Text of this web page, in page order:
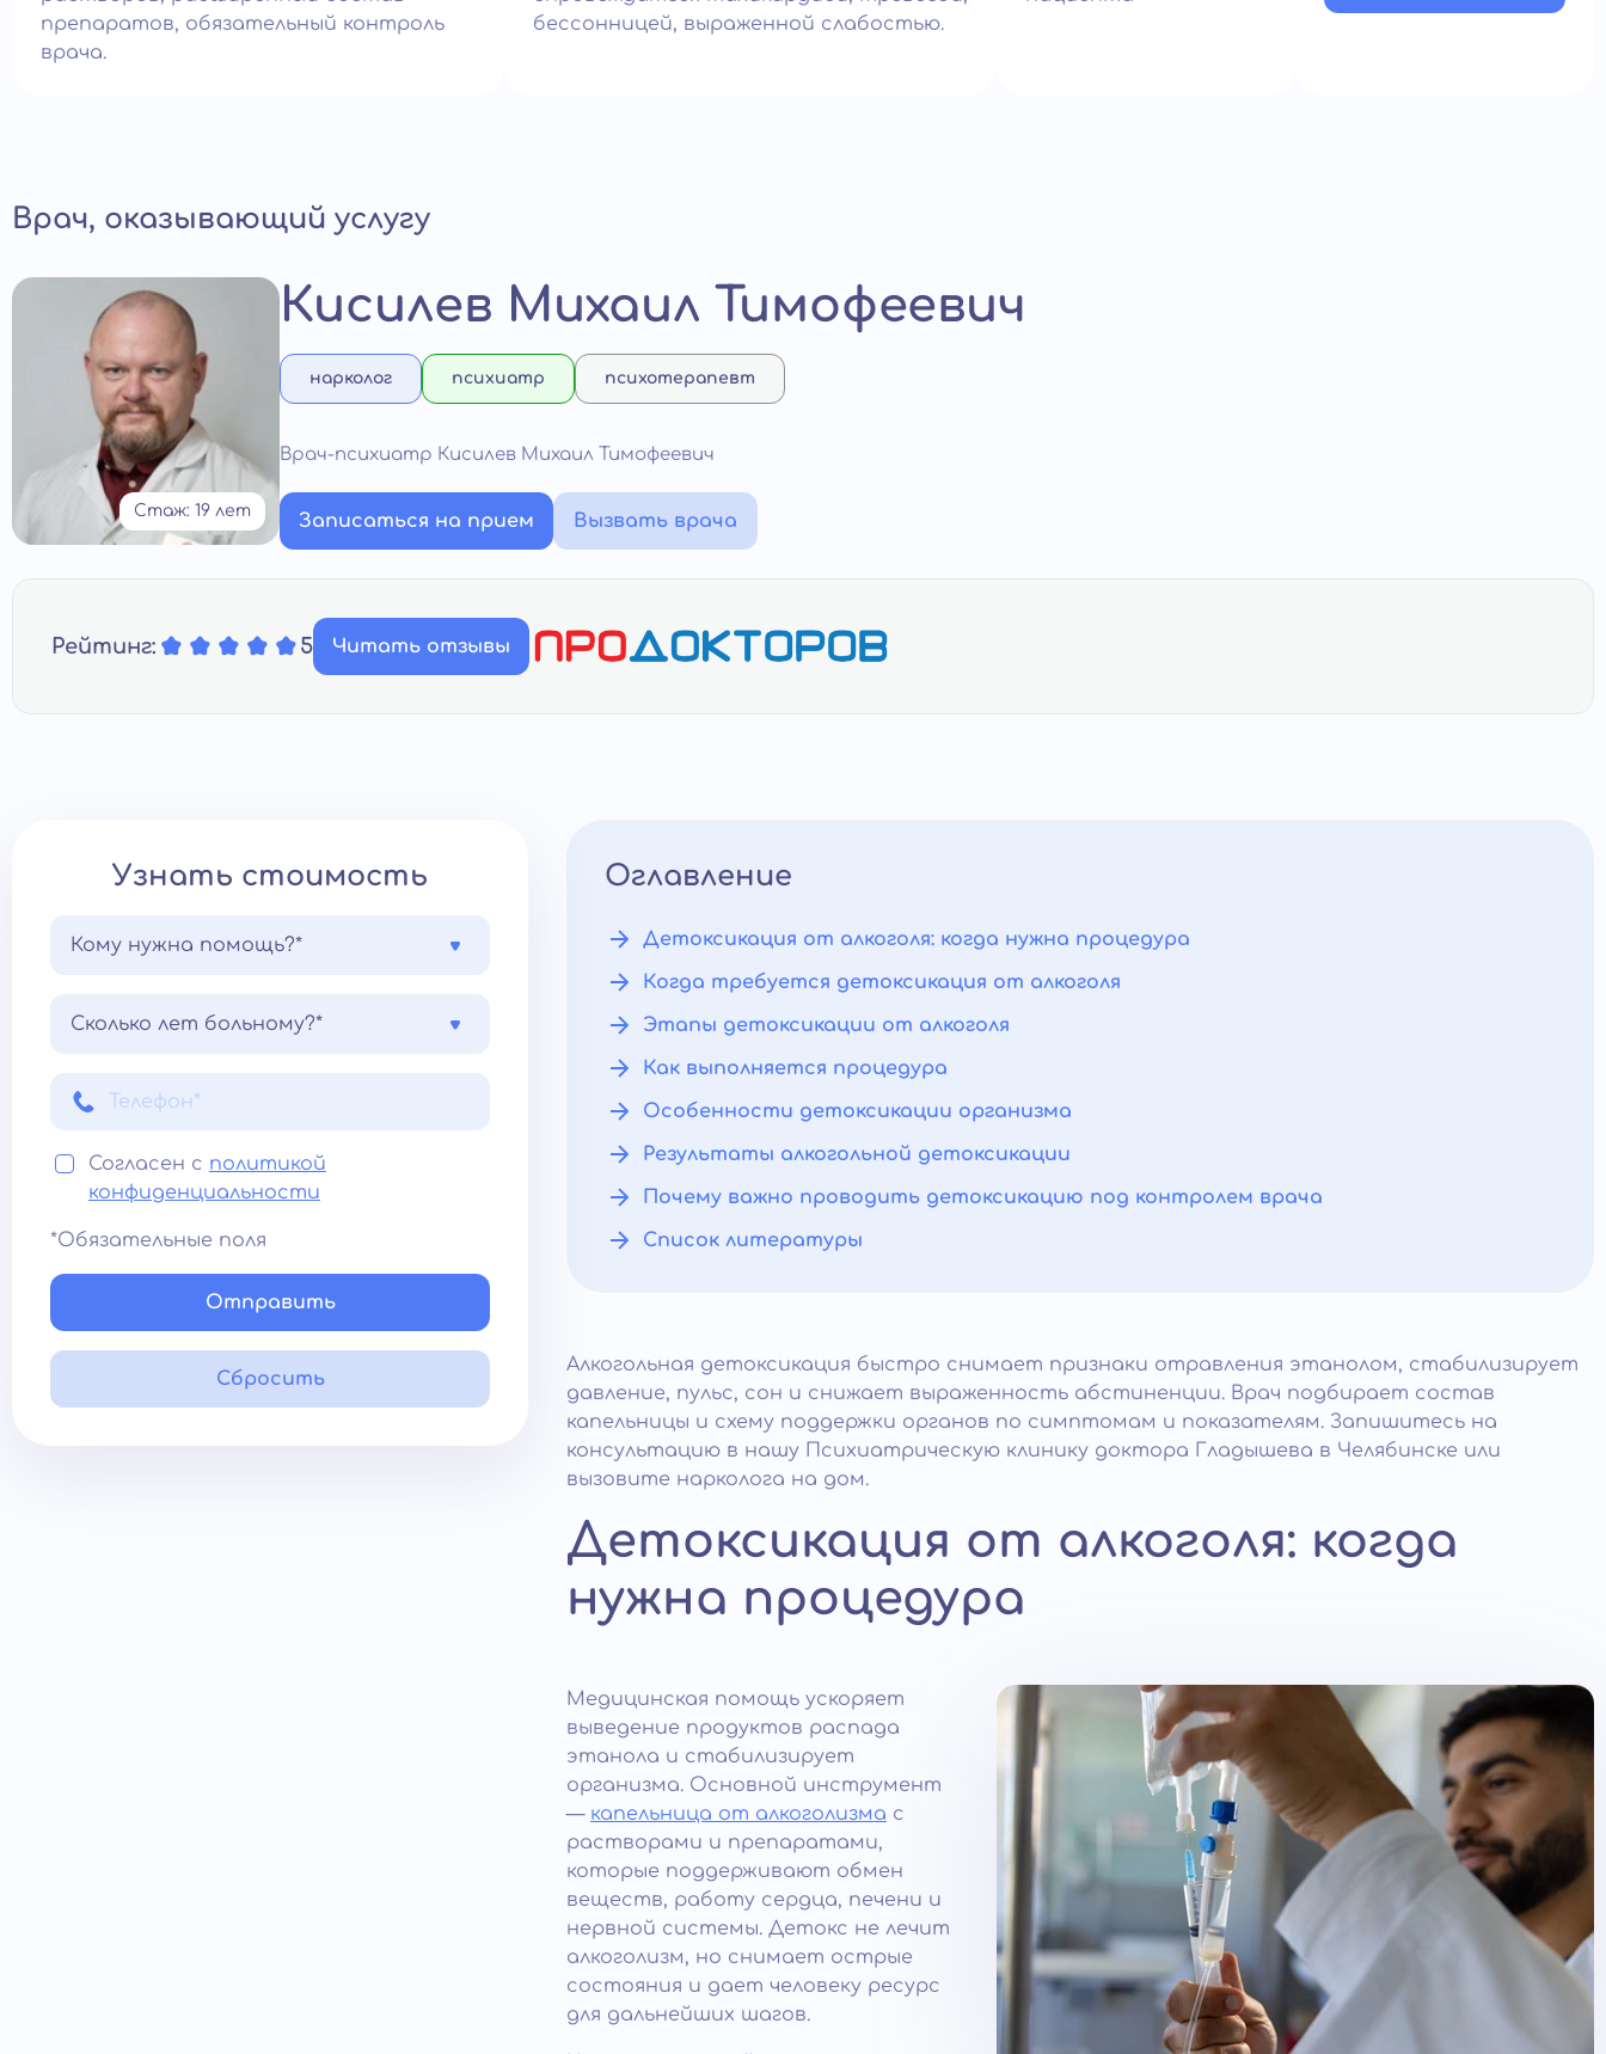
препаратов, обязательный контроль
врача.
бессонницей, выраженной слабостью.
Врач, оказывающий услугу
Стаж: 19 лет
Кисилев Михаил Тимофеевич
нарколог психиатр психотерапевт
Врач-психиатр Кисилев Михаил Тимофеевич
Записаться на прием Вызвать врача
Рейтинг: 5 Читать отзывы
Узнать стоимость
Кому нужна помощь?*
Сколько лет больному?*
Согласен с политикой
конфиденциальности
*Обязательные поля
Отправить
Сбросить
Оглавление
Детоксикация от алкоголя: когда нужна процедура
Когда требуется детоксикация от алкоголя
Этапы детоксикации от алкоголя
Как выполняется процедура
Особенности детоксикации организма
Результаты алкогольной детоксикации
Почему важно проводить детоксикацию под контролем врача
Список литературы
Алкогольная детоксикация быстро снимает признаки отравления этанолом, стабилизирует
давление, пульс, сон и снижает выраженность абстиненции. Врач подбирает состав
капельницы и схему поддержки органов по симптомам и показателям. Запишитесь на
консультацию в нашу Психиатрическую клинику доктора Гладышева в Челябинске или
вызовите нарколога на дом.
Детоксикация от алкоголя: когда
нужна процедура
Медицинская помощь ускоряет
выведение продуктов распада
этанола и стабилизирует
организма. Основной инструмент
— капельница от алкоголизма с
растворами и препаратами,
которые поддерживают обмен
веществ, работу сердца, печени и
нервной системы. Детокс не лечит
алкоголизм, но снимает острые
состояния и дает человеку ресурс
для дальнейших шагов.